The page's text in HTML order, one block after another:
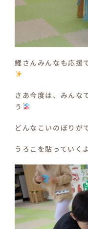
鯉さんみんなも応援
さあ今度は、みんな
う
どんなこいのぼりが
うろこを貼っていく